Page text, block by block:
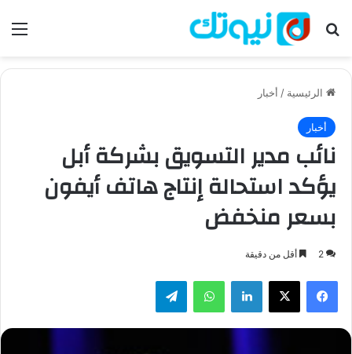
بحث عن
الرئيسية / أخبار
أخبار
نائب مدير التسويق بشركة أبل
يؤكد استحالة إنتاج هاتف أيفون
بسعر منخفض
2 أقل من دقيقة
فيسبوك لينكدإن واتساب